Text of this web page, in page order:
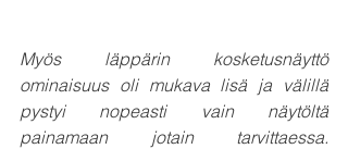
Myös läppärin kosketusnäyttö
ominaisuus oli mukava lisä ja välillä
pystyi nopeasti vain näytöltä
painamaan jotain tarvittaessa.